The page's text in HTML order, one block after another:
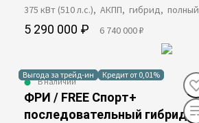
375 кВт (510 л.с.), АКПП, гибрид, полный
5 290 000 ₽ 6 740 000 ₽
Выгода за трейд-ин Кредит от 0,01%
В наличии
ФРИ / FREE Спорт+
последовательный гибрид